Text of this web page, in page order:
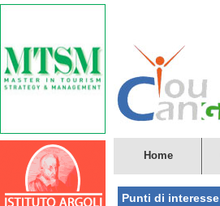
Home
Punti di interesse